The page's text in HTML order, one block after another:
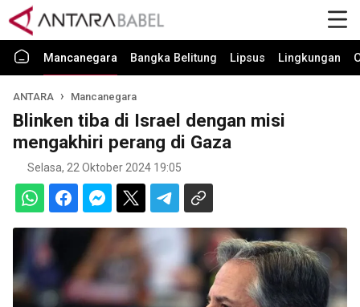
Mancanegara Bangka Belitung Lipsus Lingkungan
ANTARA Mancanegara
Blinken tiba di Israel dengan misi
mengakhiri perang di Gaza
Selasa, 22 Oktober 2024 19:05